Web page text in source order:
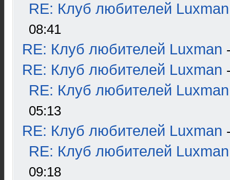
RE: Клуб любителей Luxman
08:41
RE: Клуб любителей Luxman
RE: Клуб любителей Luxman
RE: Клуб любителей Luxman
05:13
RE: Клуб любителей Luxman
RE: Клуб любителей Luxman
09:18